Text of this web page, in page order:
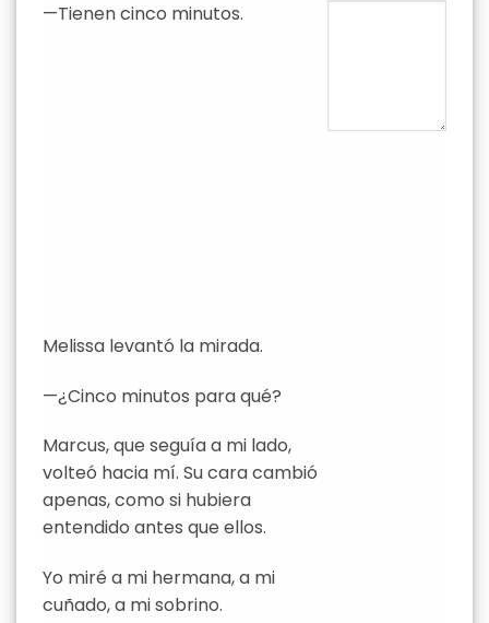
—Tienen cinco minutos.
Melissa levantó la mirada.
—¿Cinco minutos para qué?
Marcus, que seguía a mi lado,
volteó hacia mí. Su cara cambió
apenas, como si hubiera
entendido antes que ellos.
Yo miré a mi hermana, a mi
cuñado, a mi sobrino.